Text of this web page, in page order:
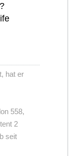
hat er
558,
2
seit